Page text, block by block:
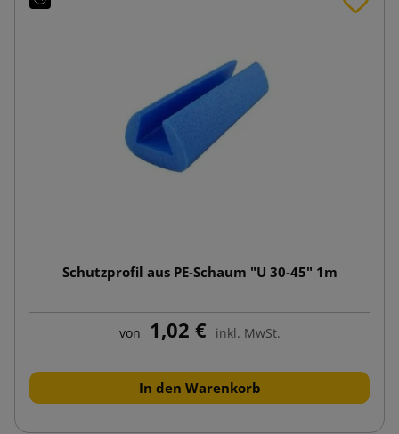
Schutzprofil aus PE-Schaum "U 30-45" 1m
von 1,02 € inkl. MwSt.
In den Warenkorb